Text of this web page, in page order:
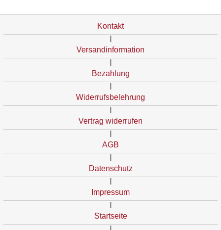
Kontakt
Versandinformation
Bezahlung
Widerrufsbelehrung
Vertrag widerrufen
AGB
Datenschutz
Impressum
Startseite